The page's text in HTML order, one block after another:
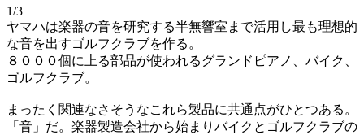
1/3
ヤマハは楽器の音を研究する半無響室まで活用し最も理想的
な音を出すゴルフクラブを作る。
８０００個に上る部品が使われるグランドピアノ、バイク、
ゴルフクラブ。
まったく関連なさそうなこれら製品に共通点がひとつある。
「音」だ。楽器製造会社から始まりバイクとゴルフクラブの